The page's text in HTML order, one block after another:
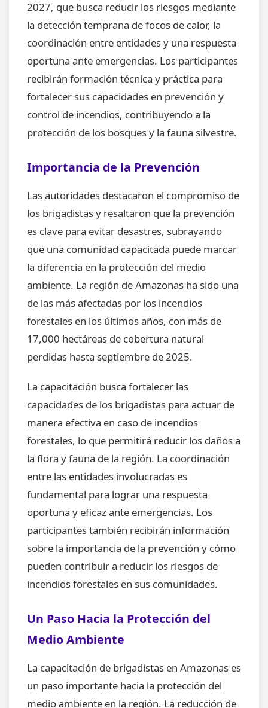
2027, que busca reducir los riesgos mediante
la detección temprana de focos de calor, la
coordinación entre entidades y una respuesta
oportuna ante emergencias. Los participantes
recibirán formación técnica y práctica para
fortalecer sus capacidades en prevención y
control de incendios, contribuyendo a la
protección de los bosques y la fauna silvestre.
Importancia de la Prevención
Las autoridades destacaron el compromiso de
los brigadistas y resaltaron que la prevención
es clave para evitar desastres, subrayando
que una comunidad capacitada puede marcar
la diferencia en la protección del medio
ambiente. La región de Amazonas ha sido una
de las más afectadas por los incendios
forestales en los últimos años, con más de
17,000 hectáreas de cobertura natural
perdidas hasta septiembre de 2025.
La capacitación busca fortalecer las
capacidades de los brigadistas para actuar de
manera efectiva en caso de incendios
forestales, lo que permitirá reducir los daños a
la flora y fauna de la región. La coordinación
entre las entidades involucradas es
fundamental para lograr una respuesta
oportuna y eficaz ante emergencias. Los
participantes también recibirán información
sobre la importancia de la prevención y cómo
pueden contribuir a reducir los riesgos de
incendios forestales en sus comunidades.
Un Paso Hacia la Protección del
Medio Ambiente
La capacitación de brigadistas en Amazonas es
un paso importante hacia la protección del
medio ambiente en la región. La reducción de